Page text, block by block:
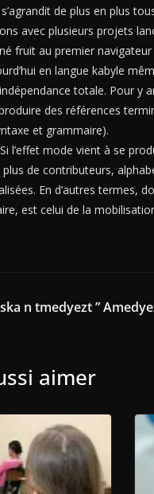
de plus en plus
avec plusieurs projets
fruit au premier
en langue kabyle
totale. Pour y
des références
et grammaire).
l’effet mode vient à se
de contributeurs,
En d’autres termes,
est celui de la
n tmedyezt ”
aimer